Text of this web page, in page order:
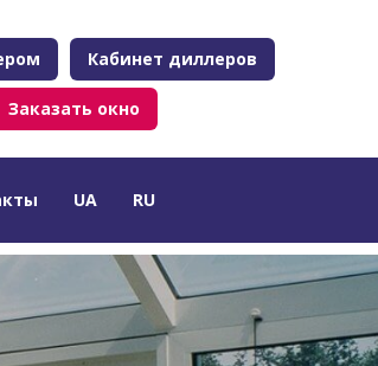
Кабинет диллеров
Заказать окно
UA RU